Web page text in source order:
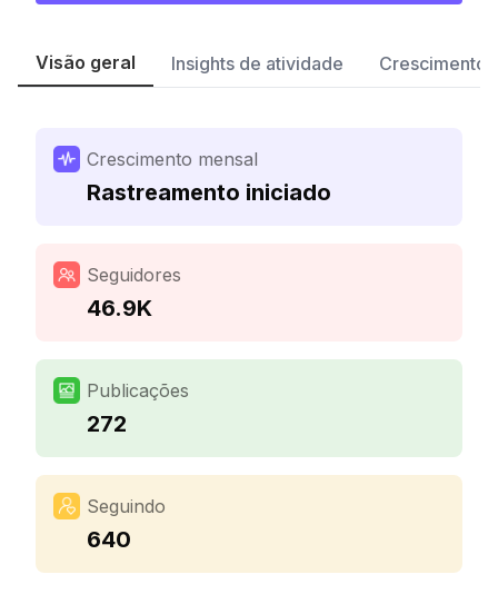
Visão geral Insights de atividade Crescimento
Crescimento mensal
Rastreamento iniciado
Seguidores
46.9K
Publicações
272
Seguindo
640